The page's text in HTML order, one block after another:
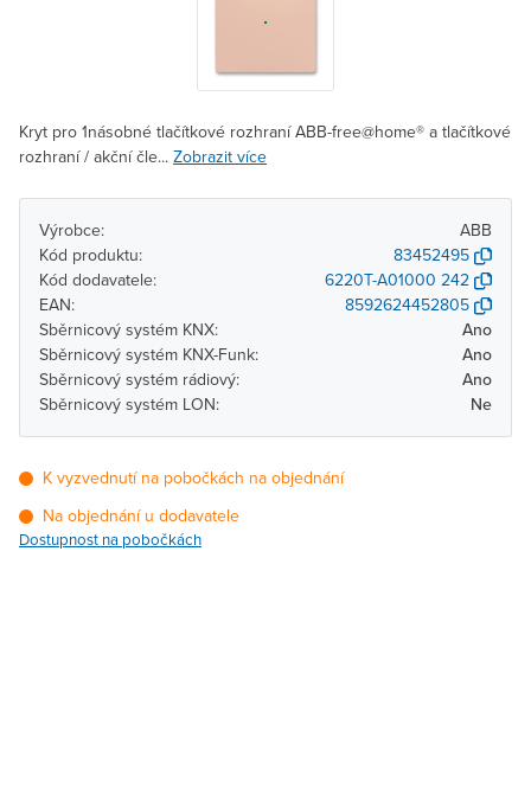
Kryt pro 1násobné tlačítkové rozhraní ABB-free@home® a tlačítkové
rozhraní / akční čle... Zobrazit více
Výrobce:
ABB
Kód produktu:
83452495
Kód dodavatele:
6220T-A01000 242
EAN:
8592624452805
Sběrnicový systém KNX:
Ano
Sběrnicový systém KNX-Funk:
Ano
Sběrnicový systém rádiový:
Ano
Sběrnicový systém LON:
Ne
K vyzvednutí na pobočkách na objednání
Na objednání u dodavatele
Dostupnost na pobočkách